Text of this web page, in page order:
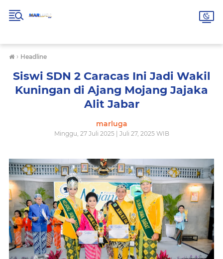
› Headline
Siswi SDN 2 Caracas Ini Jadi Wakil
Kuningan di Ajang Mojang Jajaka
Alit Jabar
marluga
Minggu, 27 Juli 2025 | Juli 27, 2025 WIB